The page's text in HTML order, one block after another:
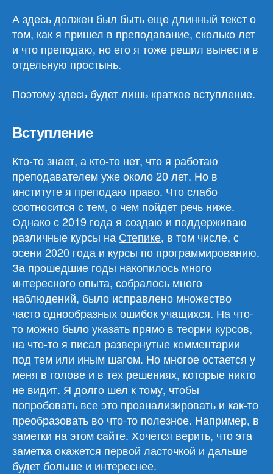
А здесь должен был быть еще длинный текст о
том, как я пришел в преподавание, сколько лет
и что преподаю, но его я тоже решил вынести в
отдельную простынь.
Поэтому здесь будет лишь краткое вступление.
Вступление
Кто-то знает, а кто-то нет, что я работаю
преподавателем уже около 20 лет. Но в
институте я преподаю право. Что слабо
соотносится с тем, о чем пойдет речь ниже.
Однако с 2019 года я создаю и поддерживаю
различные курсы на Степике, в том числе, с
осени 2020 года и курсы по программированию.
За прошедшие годы накопилось много
интересного опыта, собралось много
наблюдений, было исправлено множество
часто однообразных ошибок учащихся. На что-
то можно было указать прямо в теории курсов,
на что-то я писал развернутые комментарии
под тем или иным шагом. Но многое остается у
меня в голове и в тех решениях, которые никто
не видит. Я долго шел к тому, чтобы
попробовать все это проанализировать и как-то
преобразовать во что-то полезное. Например, в
заметки на этом сайте. Хочется верить, что эта
заметка окажется первой ласточкой и дальше
будет больше и интереснее.